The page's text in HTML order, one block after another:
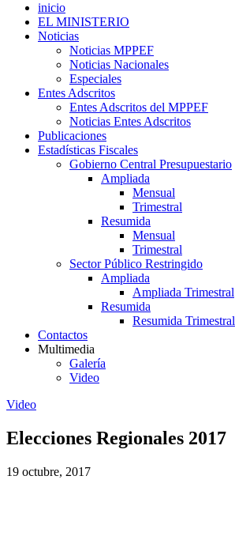
inicio
EL MINISTERIO
Noticias
Noticias MPPEF
Noticias Nacionales
Especiales
Entes Adscritos
Entes Adscritos del MPPEF
Noticias Entes Adscritos
Publicaciones
Estadísticas Fiscales
Gobierno Central Presupuestario
Ampliada
Mensual
Trimestral
Resumida
Mensual
Trimestral
Sector Público Restringido
Ampliada
Ampliada Trimestral
Resumida
Resumida Trimestral
Contactos
Multimedia
Galería
Video
Video
Elecciones Regionales 2017
19 octubre, 2017